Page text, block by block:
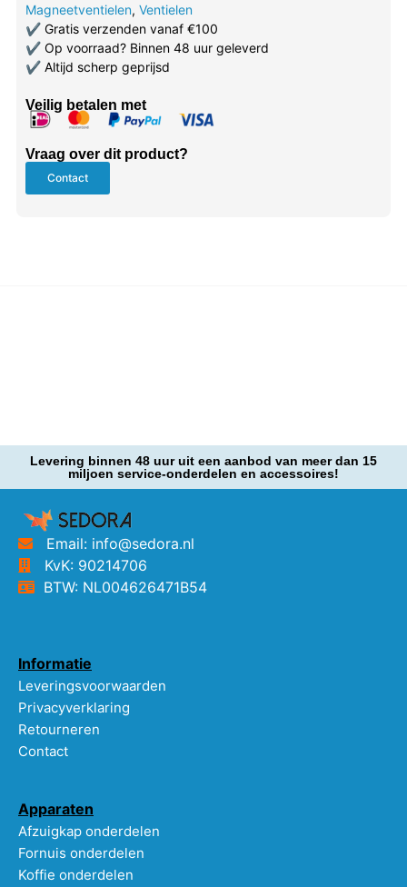
Magneetventielen, Ventielen
✔Gratis verzenden vanaf €100
✔Op voorraad? Binnen 48 uur geleverd
✔Altijd scherp geprijsd
Veilig betalen met
Vraag over dit product?
Contact
Levering binnen 48 uur uit een aanbod van meer dan 15
miljoen service-onderdelen en accessoires!
Email: info@sedora.nl
KvK: 90214706
BTW: NL004626471B54
Informatie
Leveringsvoorwaarden
Privacyverklaring
Retourneren
Contact
Apparaten
Afzuigkap onderdelen
Fornuis onderdelen
Koffie onderdelen